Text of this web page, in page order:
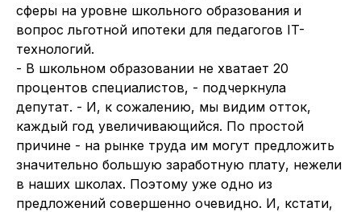
сферы на уровне школьного образования и
вопрос льготной ипотеки для педагогов IT-
технологий.
- В школьном образовании не хватает 20
процентов специалистов, - подчеркнула
депутат. - И, к сожалению, мы видим отток,
каждый год увеличивающийся. По простой
причине - на рынке труда им могут предложить
значительно большую заработную плату, нежели
в наших школах. Поэтому уже одно из
предложений совершенно очевидно. И, кстати,